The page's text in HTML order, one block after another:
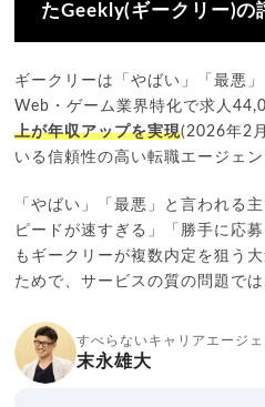
たGeekly(ギークリー)の
ギークリーは「やばい」「最悪
Web・ゲーム業界特化で求人
上が年収アップを実現(2026年2
いる信頼性の高い転職エージェン
「やばい」「最悪」と言われる
ピードが速すぎる」「勝手に応
もギークリーが複数内定を狙う
ためで、サービスの質の問題では
すべらないキャリアエージ
末永雄大